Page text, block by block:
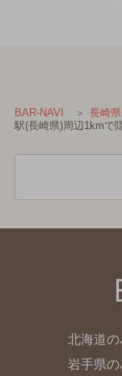
BAR-NAVI 長崎県
駅(長崎県)周辺1kmで
北海道
岩手県